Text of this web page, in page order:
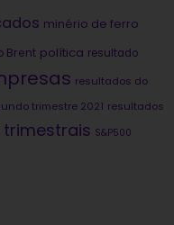
minério de ferro
Brent política resultado
resultados do
trimestre 2021 resultados
S&P500